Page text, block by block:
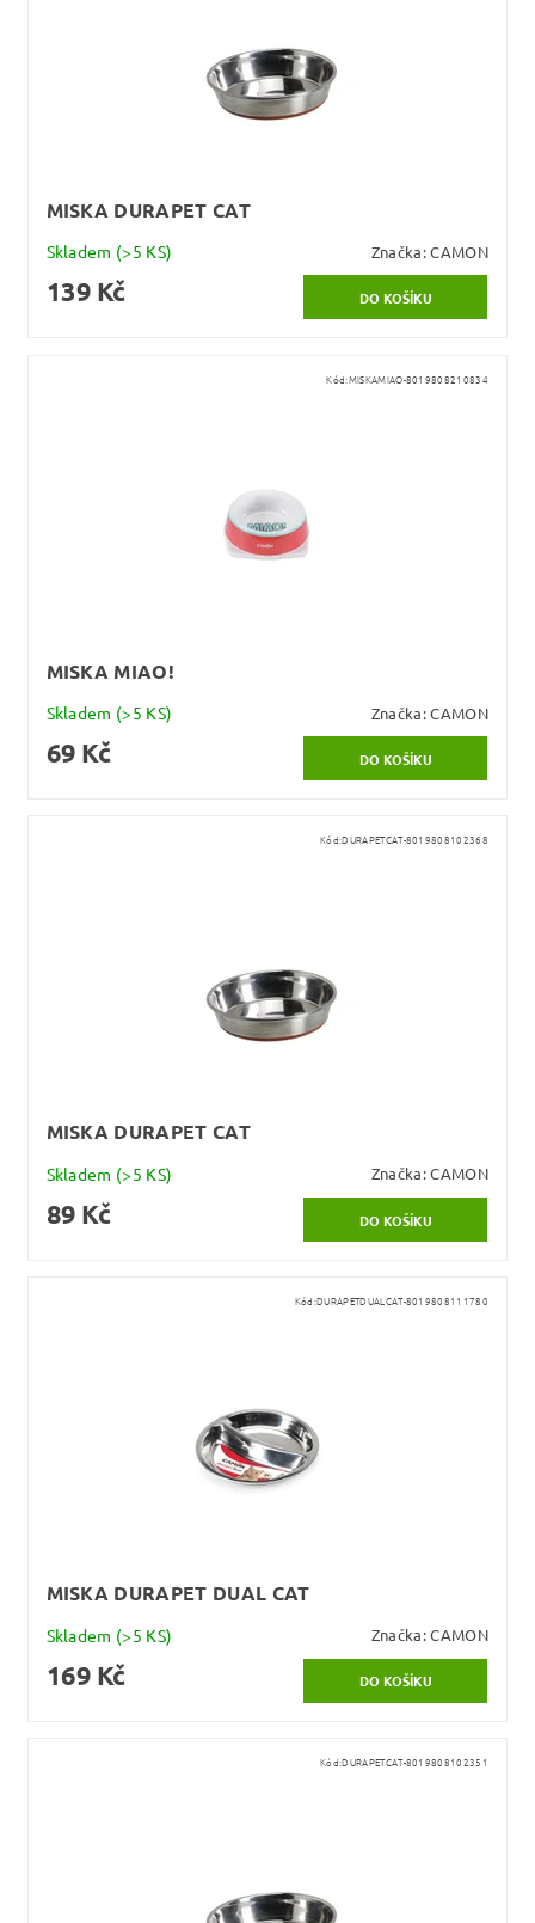
MISKA DURAPET CAT
Skladem (>5 KS) Značka:CAMON
139 Kč
Kód:MISKAMIAO-8019808210834
MISKA MIAO!
Skladem (>5 KS) Značka:CAMON
69 Kč
Kód:DURAPETCAT-8019808102368
MISKA DURAPET CAT
Skladem (>5 KS) Značka:CAMON
89 Kč
Kód:DURAPETDUALCAT-8019808111780
MISKA DURAPET DUAL CAT
Skladem (>5 KS) Značka:CAMON
169 Kč
Kód:DURAPETCAT-8019808102351